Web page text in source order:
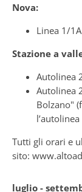
Nova:
Linea 1/1A
Stazione a
Autolinea
Autolinea
Bolzano"
Tutti gli orari e
sito:
luglio -